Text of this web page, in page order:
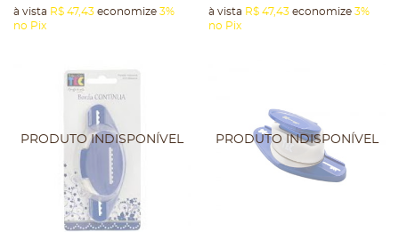
à vista R$ 47,43 economize 3%
no Pix
à vista R$ 47,43 economize 3%
no Pix